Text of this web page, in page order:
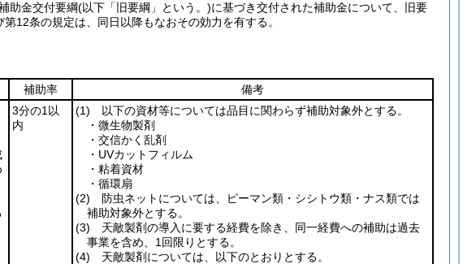
助金交付要綱(以下「旧要綱」という。)に基づき交付された補助金について、旧要
12条の規定は、同日以降もなおその効力を有する。
補助率
備考
3分の1以
内
(1) 以下の資材等については品目に関わらず補助対象外とする。
・微生物製剤
・交信かく乱剤
・UVカットフィルム
・粘着資材
・循環扇
(2) 防虫ネットについては、ピーマン類・シシトウ類・ナス類では
補助対象外とする。
(3) 天敵製剤の導入に要する経費を除き、同一経費への補助は過去
事業を含め、1回限りとする。
(4) 天敵製剤については、以下のとおりとする。